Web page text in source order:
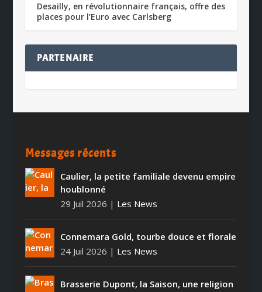
Desailly, en révolutionnaire français, offre des
places pour l’Euro avec Carlsberg
PARTENAIRE
Messages récents
Caulier, la petite familiale devenu empire
houblonné
29 Juil 2026 | Les News
Connemara Gold, tourbe douce et florale
24 Juil 2026 | Les News
Brasserie Dupont, la Saison, une religion